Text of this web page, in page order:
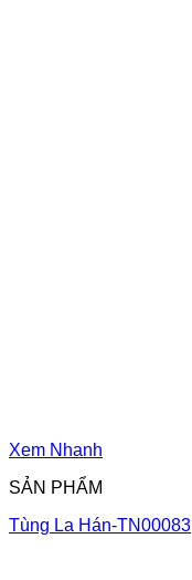
Xem Nhanh
SẢN PHẨM
Tùng La Hán-TN00083